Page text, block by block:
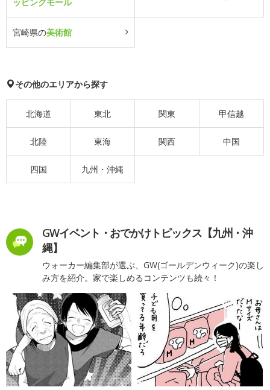
宮崎県の美術館
その他のエリアから探す
北海道 東北 関東 甲信越
北陸 東海 関西 中国
四国 九州・沖縄
GWイベント・おでかけトピックス【九州・沖
縄】
ウォーカー編集部が選ぶ、GW(ゴールデンウィーク)の楽し
み方を紹介。家で楽しめるコンテンツも続々！